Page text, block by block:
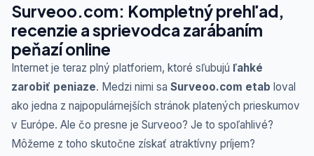
Surveoo.com: Kompletný prehľad,
recenzie a sprievodca zarábaním
peňazí online
Internet je teraz plný platforiem, ktoré sľubujú ľahké
zarobiť peniaze. Medzi nimi sa Surveoo.com etab loval
ako jedna z najpopulárnejších stránok platených prieskumov
v Európe. Ale čo presne je Surveoo? Je to spoľahlivé?
Môžeme z toho skutočne získať atraktívny príjem?